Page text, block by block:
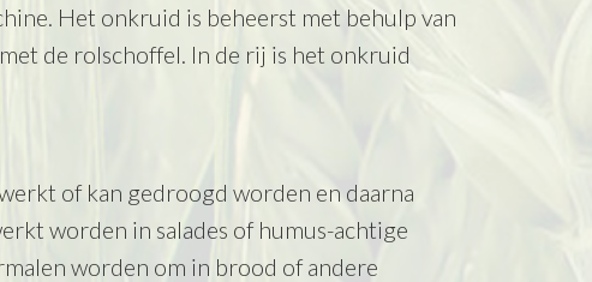
Het onkruid is beheerst met behulp van
de rolschoffel. In de rij is het onkruid
of kan gedroogd worden en daarna
worden in salades of humus-achtige
worden om in brood of andere